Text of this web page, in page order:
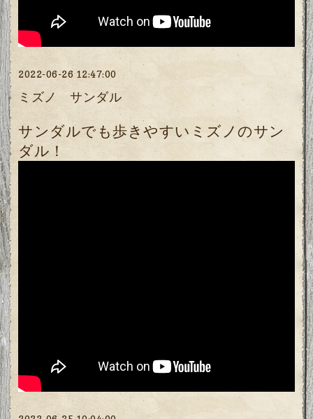
2022-06-26 12:47:00
ミズノ サンダル
サンダルでも歩きやすいミズノのサン
ダル！